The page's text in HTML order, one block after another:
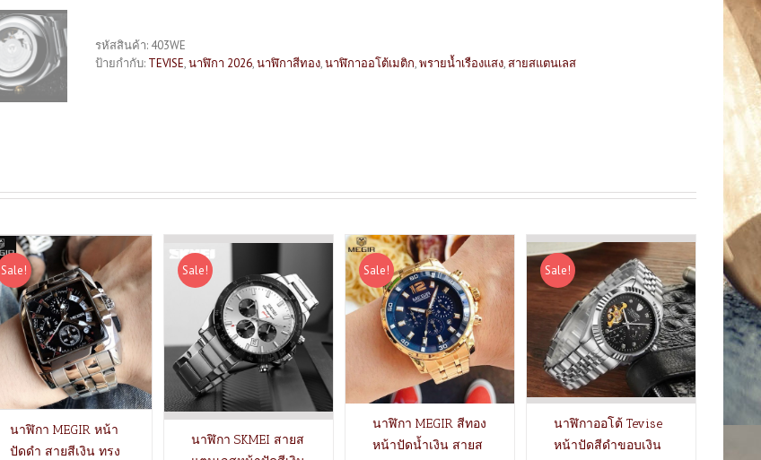
รหัสสินค้า: 403WE
ป้ายกำกับ: TEVISE,นาฬิกา 2026,นาฬิกาสีทอง,นาฬิกาออโต้เมติก,พรายน้ำเรืองแสง,สายสแตนเลส
Sale!
นาฬิกา MEGIR หน้า
ปัดดำ สายสีเงิน ทรง
Sale!
นาฬิกา SKMEI สายส
Sale!
นาฬิกา MEGIR สีทอง
หน้าปัดน้ำเงิน สายส
Sale!
นาฬิกาออโต้ Tevise
หน้าปัดสีดำขอบเงิน